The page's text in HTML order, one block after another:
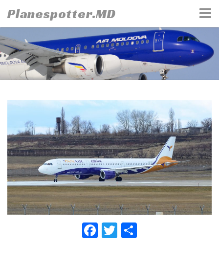
to
content
Planespotter.MD
F
T